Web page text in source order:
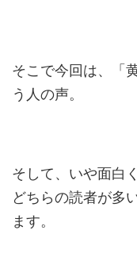
そこで今回は、「
う人の声。
そして、いや面白
どちらの読者が多
ます。